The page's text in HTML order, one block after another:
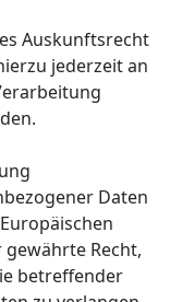
Auskunftsrecht
jederzeit an
Daten
Recht,
betreffender